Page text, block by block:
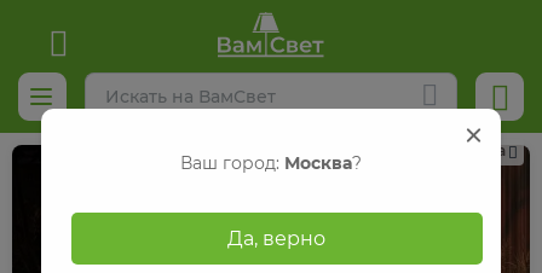
Реклама
Ваш город: Москва?
Да, верно